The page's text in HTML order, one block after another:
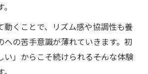
無理なく続くキックボクシング
善を叶えるキックボクシングの
動くことで、リズム感や協調性も養
への苦手意識が薄れていきます。初
」からこそ続けられる――そんな体験